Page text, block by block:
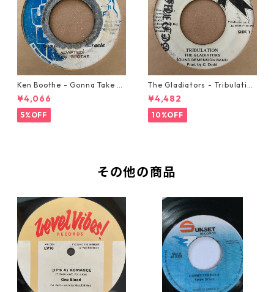
Ken Boothe - Gonna Take A
Miracle【7-21362】
¥4,066
5%OFF
The Gladiators - Tribulation
【7-21365】
¥4,482
10%OFF
その他の商品